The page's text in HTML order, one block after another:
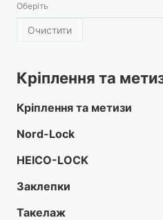
Оберіть
Очистити
Кріплення та
Кріплення та метизи
Nord-Lock
HEICO-LOCK
Заклепки
Такелаж